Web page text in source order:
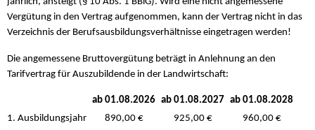
Vergütung in den Vertrag aufgenommen, kann der Vertrag nicht in das
Verzeichnis der Berufsausbildungsverhältnisse eingetragen werden!
Die angemessene Bruttovergütung beträgt in Anlehnung an den
Tarifvertrag für Auszubildende in der Landwirtschaft:
ab 01.08.2026 ab 01.08.2027
ab 01.08.2028
1. Ausbildungsjahr
890,00 € 925,00 €
960,00 €